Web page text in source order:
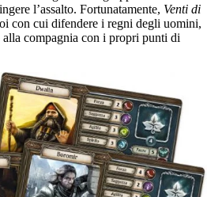
l’assalto. Fortunatamente, Venti di
con cui difendere i regni degli uomini,
compagnia con i propri punti di